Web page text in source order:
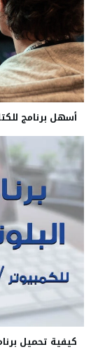
أسهل برنامج
كيفية تحميل